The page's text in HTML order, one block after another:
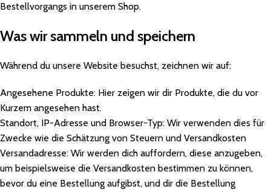
Bestellvorgangs in unserem Shop.
Was wir sammeln und speichern
Während du unsere Website besuchst, zeichnen wir auf:
Angesehene Produkte: Hier zeigen wir dir Produkte, die du vor
Kurzem angesehen hast.
Standort, IP-Adresse und Browser-Typ: Wir verwenden dies für
Zwecke wie die Schätzung von Steuern und Versandkosten
Versandadresse: Wir werden dich auffordern, diese anzugeben,
um beispielsweise die Versandkosten bestimmen zu können,
bevor du eine Bestellung aufgibst, und dir die Bestellung